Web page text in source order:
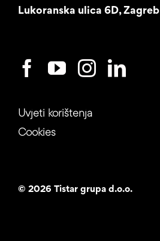
Lukoranska ulica 6D, Zagreb
Uvjeti korištenja
Cookies
© 2026 Tistar grupa d.o.o.